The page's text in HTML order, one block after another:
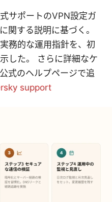
サポートのVPN設定ガ
関する説明に基づく。
務的な運用指針を、初
した。 さらに詳細なケ
式のヘルプページで追
support